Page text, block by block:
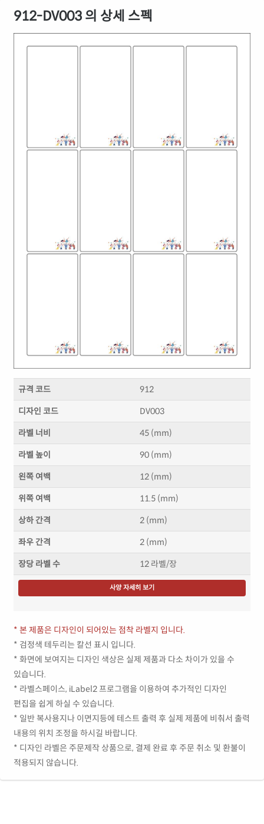
912-DV003 의 상세 스펙
규격 코드 912
디자인 코드 DV003
라벨 너비 45 (mm)
라벨 높이 90 (mm)
왼쪽 여백 12 (mm)
위쪽 여백 11.5 (mm)
상하 간격 2 (mm)
좌우 간격 2 (mm)
장당 라벨 수 12 라벨/장
사양 자세히 보기
* 본 제품은 디자인이 되어있는 점착 라벨지 입니다.
* 검정색 테두리는 칼선 표시 입니다.
* 화면에 보여지는 디자인 색상은 실제 제품과 다소 차이가 있을 수
있습니다.
* 라벨스페이스, iLabel2 프로그램을 이용하여 추가적인 디자인
편집을 쉽게 하실 수 있습니다.
* 일반 복사용지나 이면지등에 테스트 출력 후 실제 제품에 비춰서 출력
내용의 위치 조정을 하시길 바랍니다.
* 디자인 라벨은 주문제작 상품으로, 결제 완료 후 주문 취소 및 환불이
적용되지 않습니다.